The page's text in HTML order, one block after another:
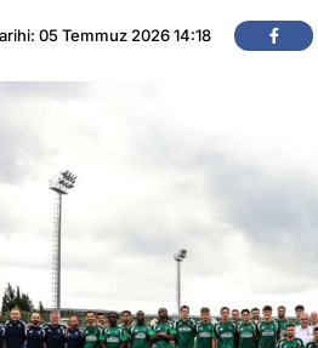
05 Temmuz 2026 14:18